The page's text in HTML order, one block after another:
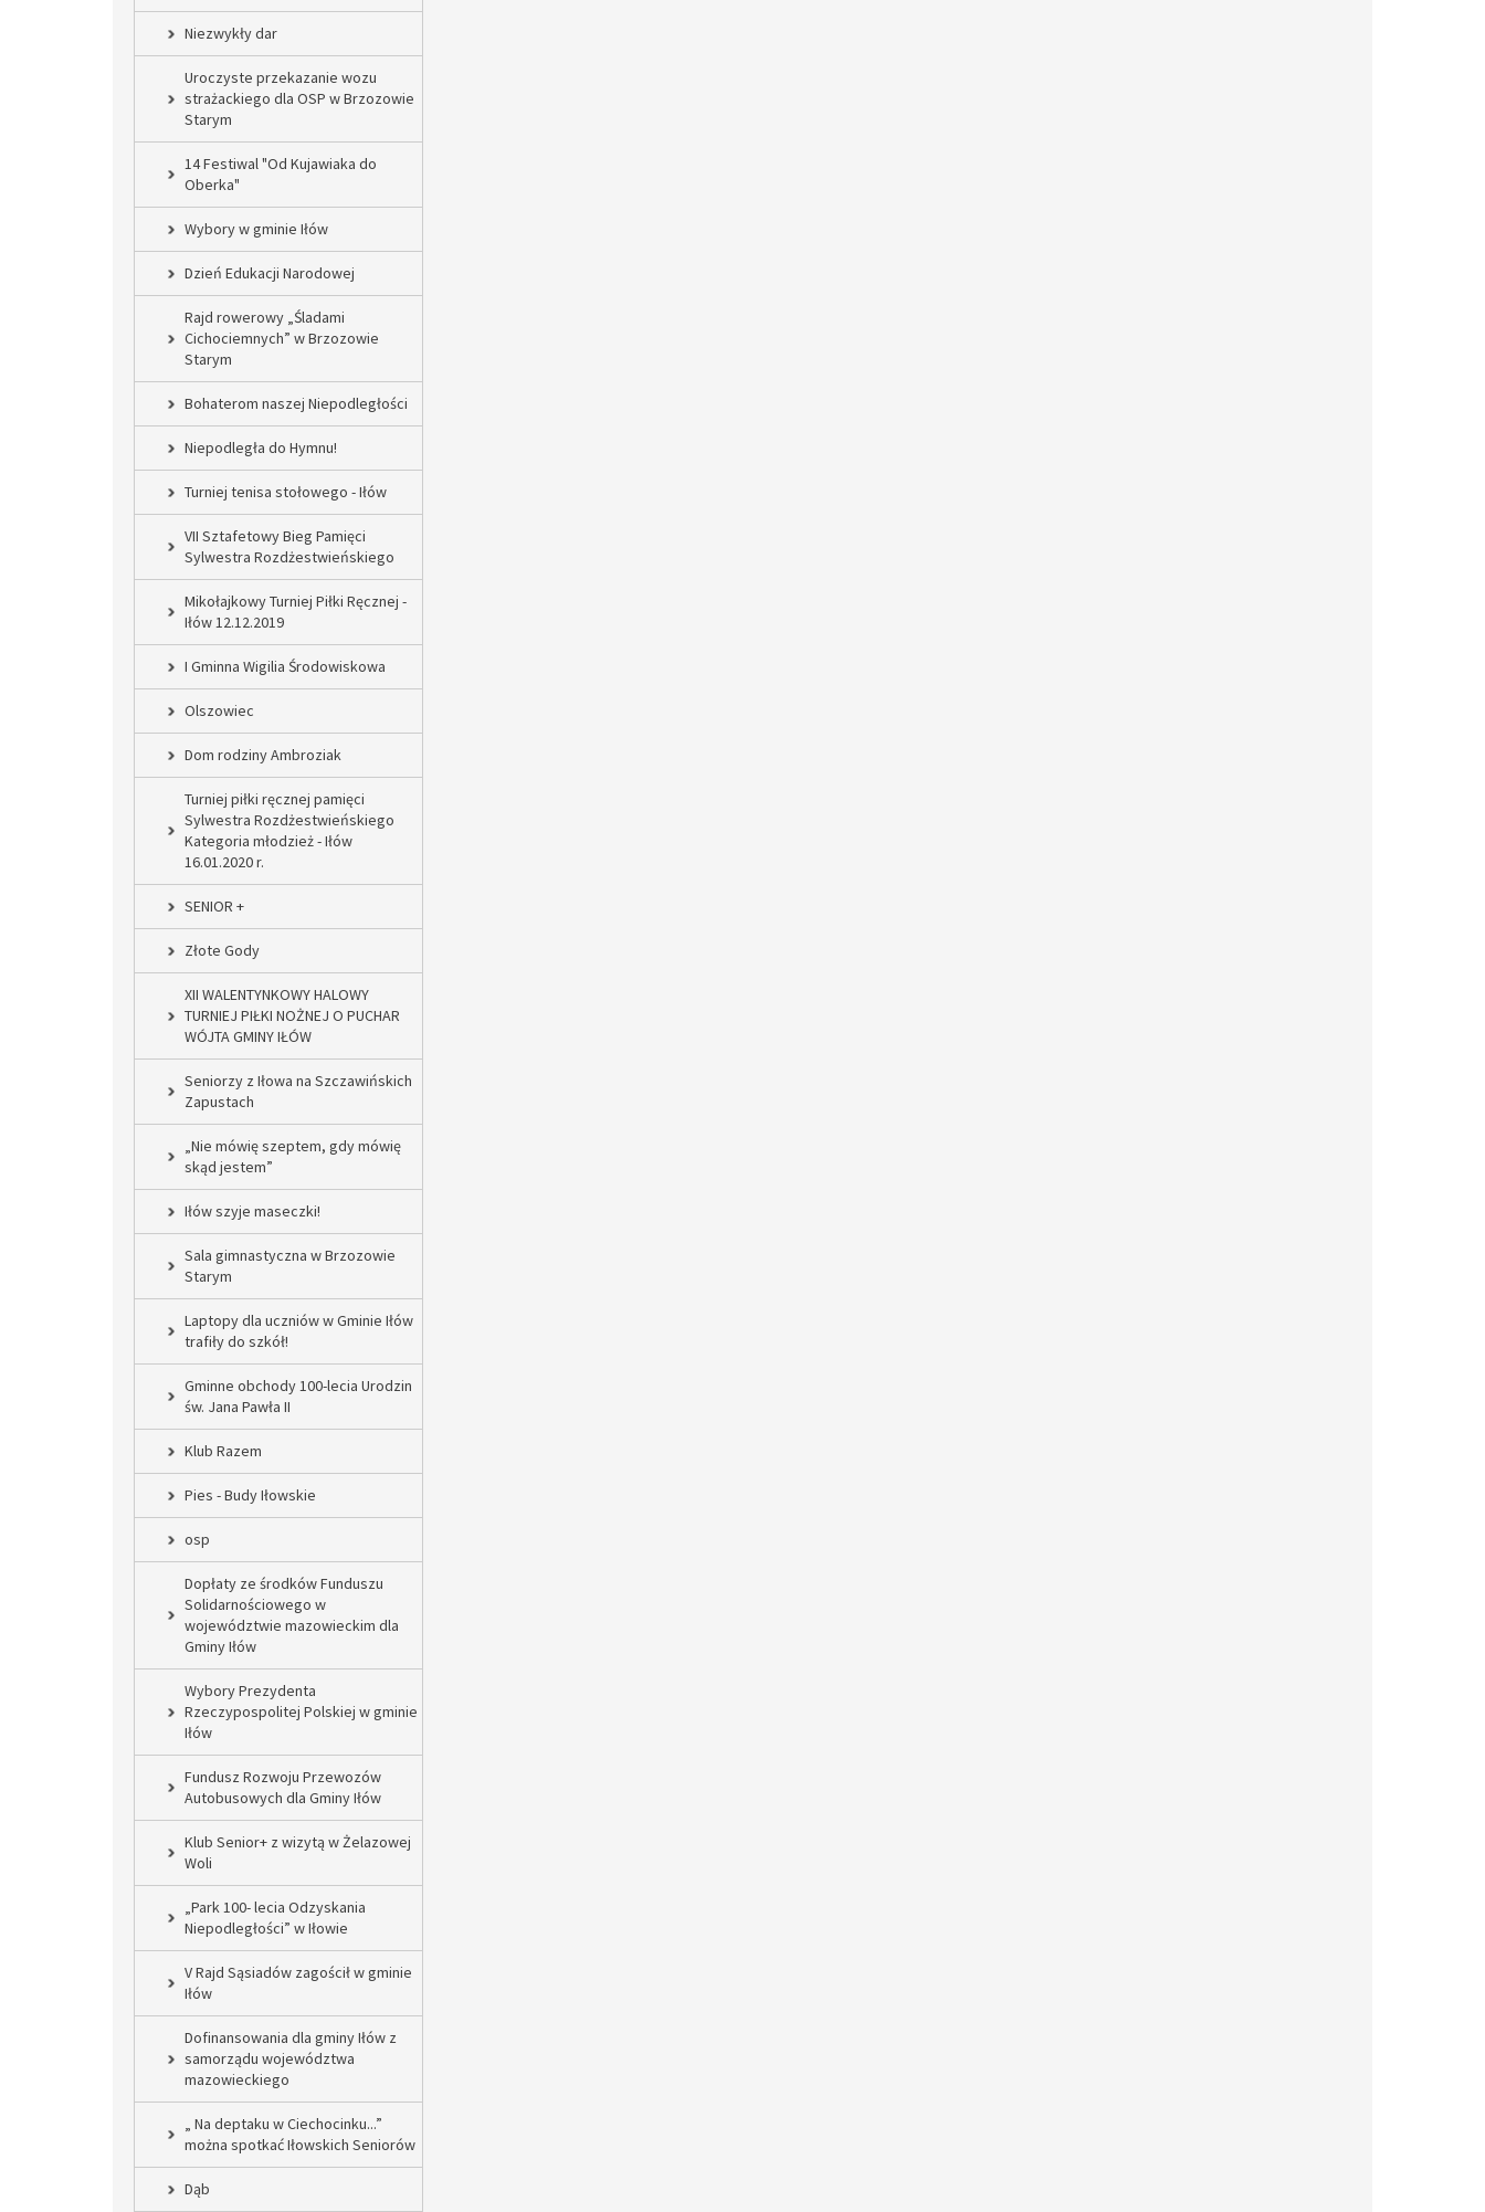
Niezwykły dar
Uroczyste przekazanie wozu
strażackiego dla OSP w Brzozowie
Starym
14 Festiwal "Od Kujawiaka do
Oberka"
Wybory w gminie Iłów
Dzień Edukacji Narodowej
Rajd rowerowy „Śladami
Cichociemnych” w Brzozowie
Starym
Bohaterom naszej Niepodległości
Niepodległa do Hymnu!
Turniej tenisa stołowego - Iłów
VII Sztafetowy Bieg Pamięci
Sylwestra Rozdżestwieńskiego
Mikołajkowy Turniej Piłki Ręcznej -
Iłów 12.12.2019
I Gminna Wigilia Środowiskowa
Olszowiec
Dom rodziny Ambroziak
Turniej piłki ręcznej pamięci
Sylwestra Rozdżestwieńskiego
Kategoria młodzież - Iłów
16.01.2020 r.
SENIOR +
Złote Gody
XII WALENTYNKOWY HALOWY
TURNIEJ PIŁKI NOŻNEJ O PUCHAR
WÓJTA GMINY IŁÓW
Seniorzy z Iłowa na Szczawińskich
Zapustach
„Nie mówię szeptem, gdy mówię
skąd jestem”
Iłów szyje maseczki!
Sala gimnastyczna w Brzozowie
Starym
Laptopy dla uczniów w Gminie Iłów
trafiły do szkół!
Gminne obchody 100-lecia Urodzin
św. Jana Pawła II
Klub Razem
Pies - Budy Iłowskie
osp
Dopłaty ze środków Funduszu
Solidarnościowego w
województwie mazowieckim dla
Gminy Iłów
Wybory Prezydenta
Rzeczypospolitej Polskiej w gminie
Iłów
Fundusz Rozwoju Przewozów
Autobusowych dla Gminy Iłów
Klub Senior+ z wizytą w Żelazowej
Woli
„Park 100- lecia Odzyskania
Niepodległości” w Iłowie
V Rajd Sąsiadów zagościł w gminie
Iłów
Dofinansowania dla gminy Iłów z
samorządu województwa
mazowieckiego
„ Na deptaku w Ciechocinku...”
można spotkać Iłowskich Seniorów
Dąb